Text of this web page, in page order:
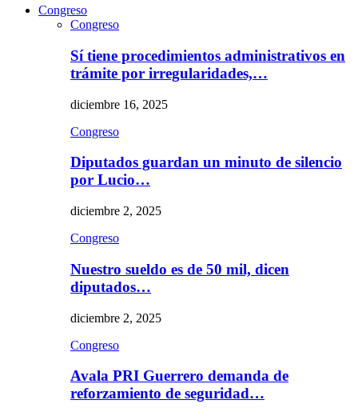
Congreso
Congreso
Sí tiene procedimientos administrativos en
trámite por irregularidades,…
diciembre 16, 2025
Congreso
Diputados guardan un minuto de silencio
por Lucio…
diciembre 2, 2025
Congreso
Nuestro sueldo es de 50 mil, dicen
diputados…
diciembre 2, 2025
Congreso
Avala PRI Guerrero demanda de
reforzamiento de seguridad…